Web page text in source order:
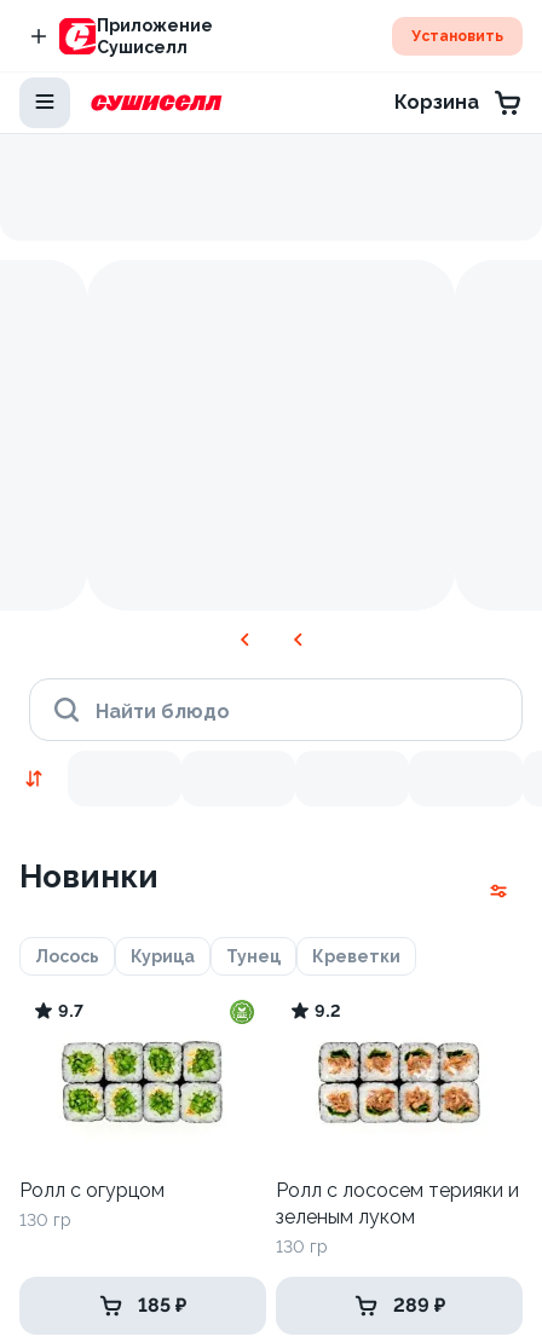
Приложение
Сушиселл
Установить
Корзина
Найти блюдо
Новинки
Лосось Курица Тунец Креветки
9.7
Ролл с огурцом
130 гр
185 ₽
9.2
Ролл с лососем терияки и
зеленым луком
130 гр
289 ₽